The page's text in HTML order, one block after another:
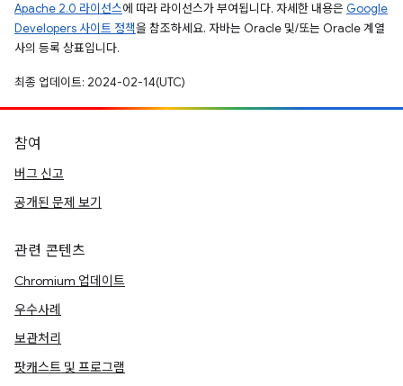
Apache 2.0 라이선스에 따라 라이선스가 부여됩니다. 자세한 내용은 Google
Developers 사이트 정책을 참조하세요. 자바는 Oracle 및/또는 Oracle 계열
사의 등록 상표입니다.
최종 업데이트: 2024-02-14(UTC)
참여
버그 신고
공개된 문제 보기
관련 콘텐츠
Chromium 업데이트
우수사례
보관처리
팟캐스트 및 프로그램